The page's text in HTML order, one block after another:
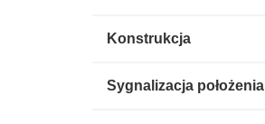
Konstrukcja
Sygnalizacja położenia